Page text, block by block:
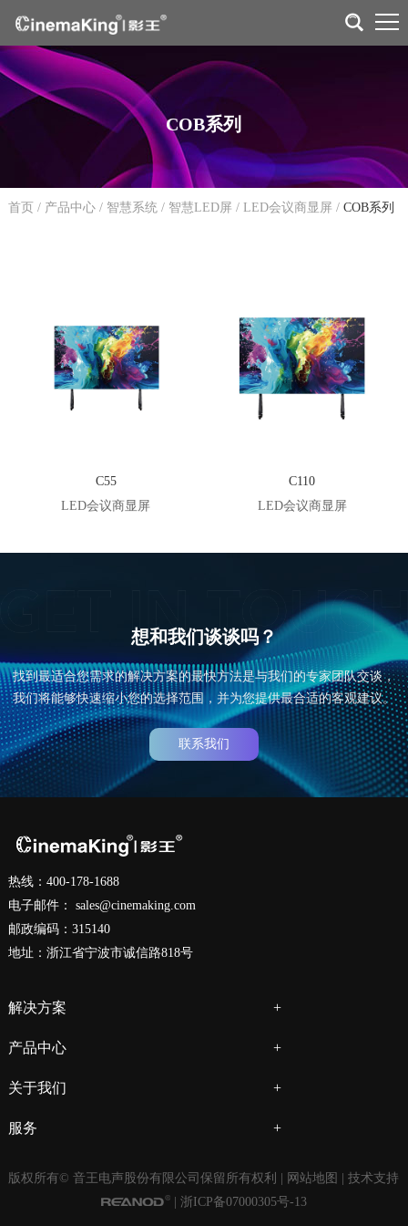
COB系列
首页 / 产品中心/ 智慧系统/ 智慧LED屏 / LED会议商显屏 / COB系列
C55
LED会议商显屏
C110
LED会议商显屏
想和我们谈谈吗？
找到最适合您需求的解决方案的最快方法是与我们的专家团队交谈，
我们将能够快速缩小您的选择范围，并为您提供最合适的客观建议。
联系我们
热线：400-178-1688
电子邮件： sales@cinemaking.com
邮政编码：315140
地址：浙江省宁波市诚信路818号
解决方案
产品中心
关于我们
服务
版权所有© 音王电声股份有限公司保留所有权利 | 网站地图
| 技术支持
浙ICP备07000305号-13